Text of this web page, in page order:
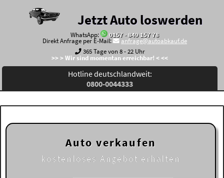
Jetzt Auto loswerden
WhatsApp:
0157 - 849 157 78
Direkt Anfrage per E-Mail:
anfrage@autoabkauf.de
365 Tage von 8 - 22 Uhr
>> > Wir sind momentan erreichbar! < <<
Hotline deutschlandweit:
0800-0044333
Auto verkaufen
kostenloses Angebot erhalten